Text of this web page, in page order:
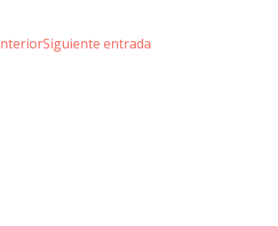
Navegación
Siguiente entrada